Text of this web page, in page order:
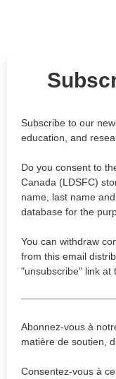
Subscribe to our
education, and
Do you consent to
Canada (LDSFC)
name, last name
database for the
You can withdraw
from this email
"unsubscribe" link at
Abonnez-vous à
matière de soutien,
Consentez-vous à